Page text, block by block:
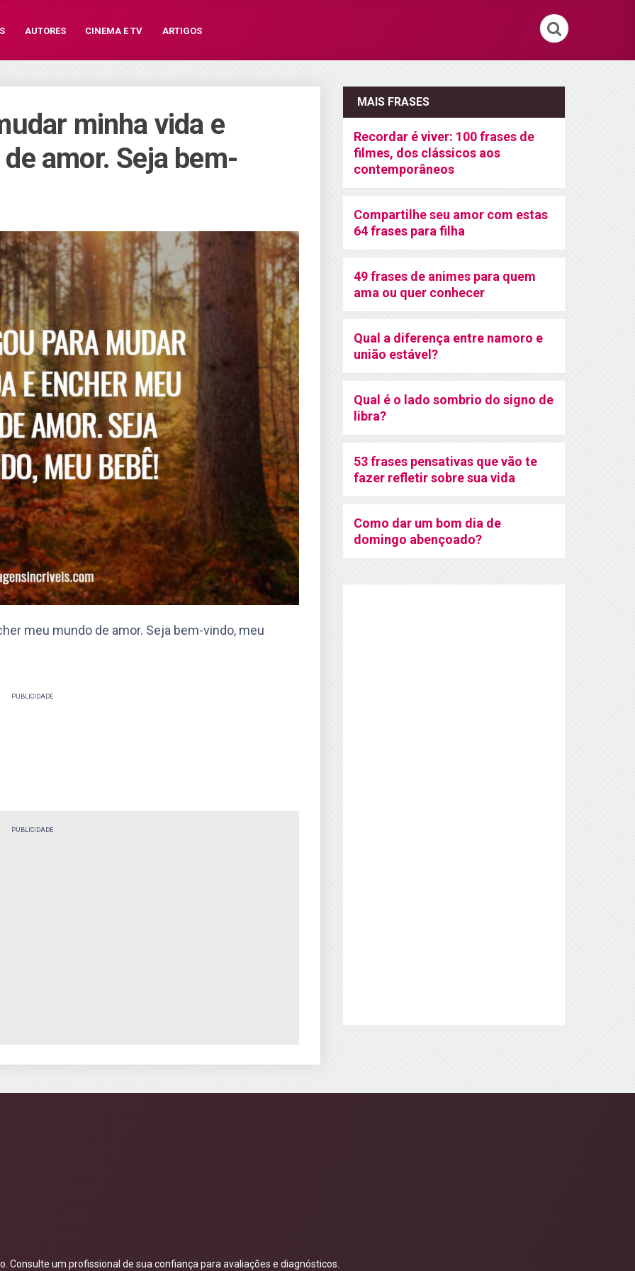
AUTORES CINEMA E TV ARTIGOS
minha vida e
amor. Seja bem-
meu mundo de amor. Seja bem-vindo, meu
PUBLICIDADE
PUBLICIDADE
MAIS FRASES
Recordar é viver: 100 frases de
filmes, dos clássicos aos
contemporâneos
Compartilhe seu amor com estas
64 frases para filha
49 frases de animes para quem
ama ou quer conhecer
Qual a diferença entre namoro e
união estável?
Qual é o lado sombrio do signo de
libra?
53 frases pensativas que vão te
fazer refletir sobre sua vida
Como dar um bom dia de
domingo abençoado?
um profissional de sua confiança para avaliações e diagnósticos.